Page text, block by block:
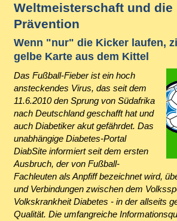
Weltmeisterschaft und die
Prävention
Wenn "nur" die Kicker laufen,
gelbe Karte aus dem Kittel
Das Fußball-Fieber ist ein hoch
ansteckendes Virus, das seit dem
11.6.2010 den Sprung von Südafrika
nach Deutschland geschafft hat und
auch Diabetiker akut gefährdet. Das
unabhängige Diabetes-Portal
DiabSite informiert seit dem ersten
Ausbruch, der von Fußball-
Fachleuten als Anpfiff bezeichnet wird,
und Verbindungen zwischen dem
Volkskrankheit Diabetes - in der allseits
Qualität. Die umfangreiche